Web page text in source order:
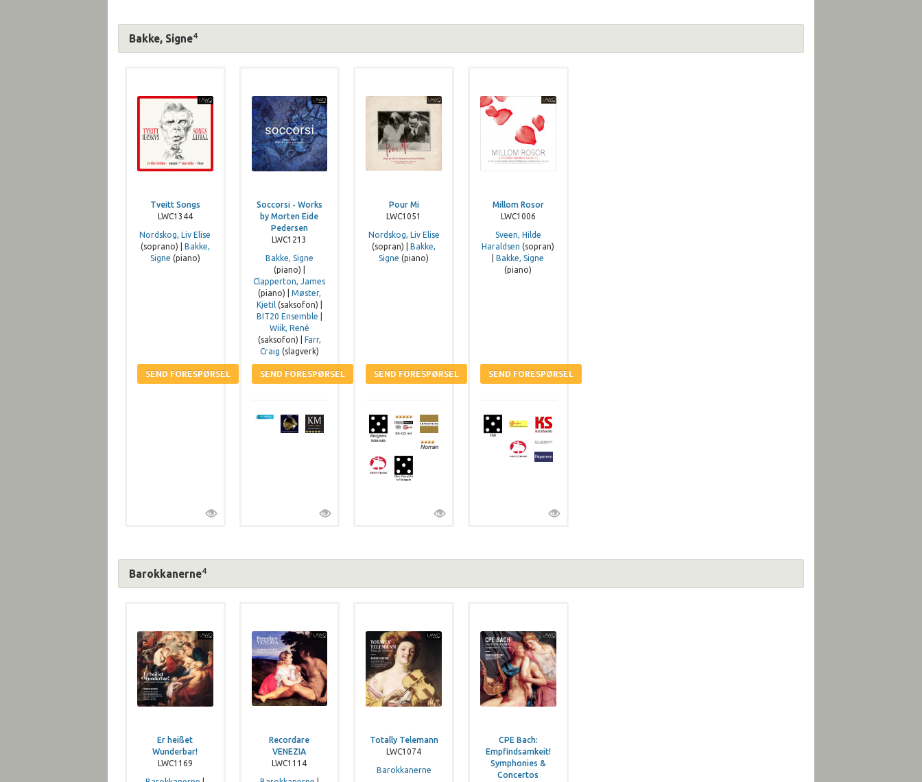
Bakke, Signe4
Tveitt Songs
LWC1344
Nordskog, Liv Elise
(soprano) | Bakke,
Signe (piano)
Soccorsi - Works
by Morten Eide
Pedersen
LWC1213
Bakke, Signe
(piano) |
Clapperton, James
(piano) | Møster,
Kjetil(saksofon) |
BIT20 Ensemble
Wiik, René
(saksofon) | Farr,
Craig (slagverk)
Pour Mi
LWC1051
Nordskog, Liv Elise
(sopran) |Bakke,
Signe (piano)
Millom Rosor
LWC1006
Sveen, Hilde
Haraldsen (sopran)
|Bakke, Signe
(piano)
Barokkanerne4
Er heißet
Wunderbar!
LWC1169
Recordare
VENEZIA
LWC1114
Totally Telemann
LWC1074
Barokkanerne
CPE Bach:
Empfindsamkeit!
Symphonies &
Concertos